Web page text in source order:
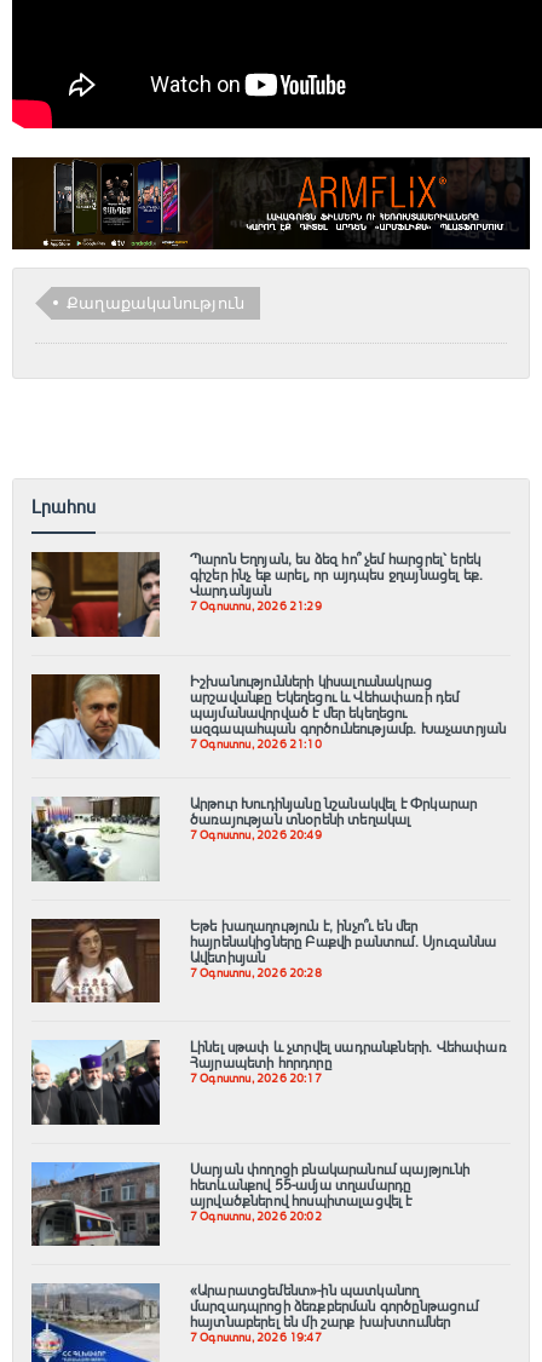
Քաղաքականություն
Լրահոս
Պարոն Եղոյան, ես ձեզ հո՞ չեմ հարցրել՝ երեկ
գիշեր ինչ եք արել, որ այդպես ջղայնացել եք.
Վարդանյան
7 Օգոստոս, 2026 21:29
Իշխանությունների կիսալուսնակրաց
արշավանքը Եկեղեցու և Վեհափառի դեմ
պայմանավորված է մեր եկեղեցու
ազգապահպան գործունեությամբ. Խաչատրյան
7 Օգոստոս, 2026 21:10
Արթուր Խուդինյանը նշանակվել է Փրկարար
ծառայության տնօրենի տեղակալ
7 Օգոստոս, 2026 20:49
Եթե խաղաղություն է, ինչո՞ւ են մեր
հայրենակիցները Բաքվի բանտում. Սյուզաննա
Ավետիսյան
7 Օգոստոս, 2026 20:28
Լինել սթափ և չտրվել սադրանքների․ Վեհափառ
Հայրապետի հորդորը
7 Օգոստոս, 2026 20:17
Սարյան փողոցի բնակարանում պայթյունի
հետևանքով 55-ամյա տղամարդը
այրվածքներով հոսպիտալացվել է
7 Օգոստոս, 2026 20:02
«Արարատցեմենտ»-ին պատկանող
մարզադպրոցի ձեռքբերման գործընթացում
հայտնաբերել են մի շարք խախտումներ
7 Օգոստոս, 2026 19:47